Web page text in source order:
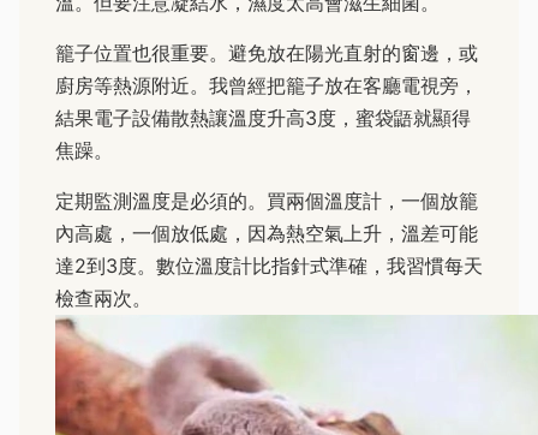
籠子位置也很重要。避免放在陽光直射的窗邊，或
廚房等熱源附近。我曾經把籠子放在客廳電視旁，
結果電子設備散熱讓溫度升高3度，蜜袋鼯就顯得
焦躁。
定期監測溫度是必須的。買兩個溫度計，一個放籠
內高處，一個放低處，因為熱空氣上升，溫差可能
達2到3度。數位溫度計比指針式準確，我習慣每天
檢查兩次。